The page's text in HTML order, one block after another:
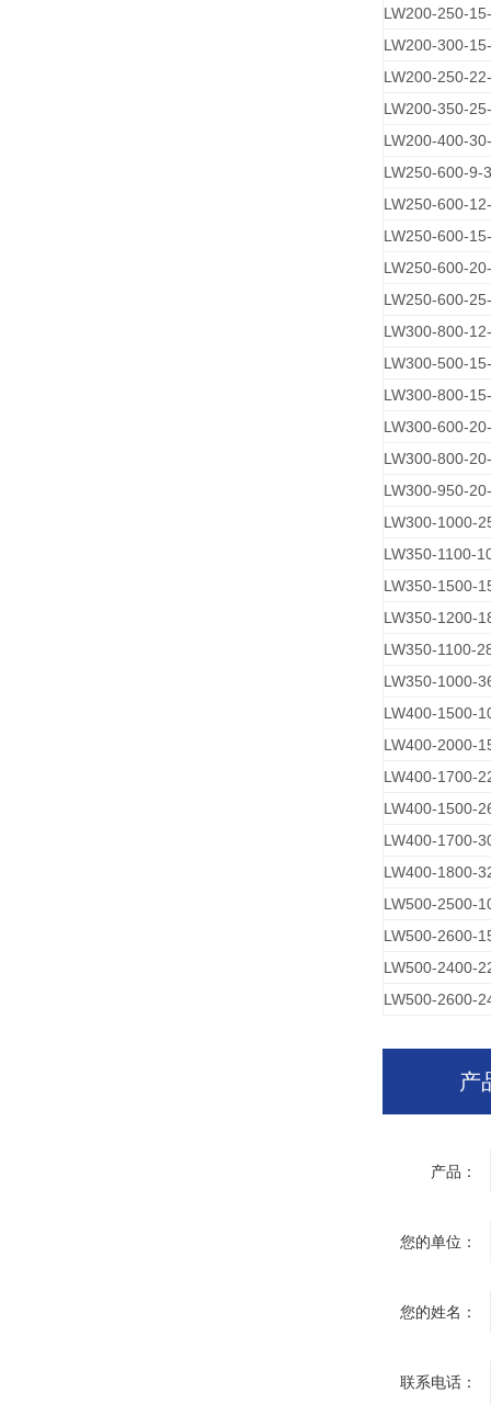
LW200-250-
LW200-300-
LW200-250-
LW200-350-
LW200-400-
LW250-600-9-
LW250-600-
LW250-600-
LW250-600-
LW250-600-
LW300-800-
LW300-500-
LW300-800-
LW300-600-
LW300-800-
LW300-950-
LW300-1000-
LW350-1100-
LW350-1500-
LW350-1200-
LW350-1100-
LW350-1000-
LW400-1500-
LW400-2000-
LW400-1700-
LW400-1500-
LW400-1700-
LW400-1800-
LW500-2500-
LW500-2600-
LW500-2400-
LW500-2600-
产
产品：
您的单位：
您的姓名：
联系电话：